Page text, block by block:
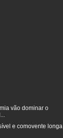
vão dominar o
e comovente longa